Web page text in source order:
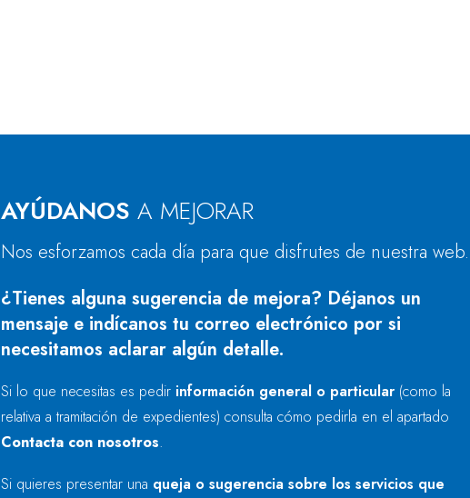
AYÚDANOS A MEJORAR
Nos esforzamos cada día para que disfrutes de nuestra web.
¿Tienes alguna sugerencia de mejora? Déjanos un
mensaje e indícanos tu correo electrónico por si
necesitamos aclarar algún detalle.
Si lo que necesitas es pedir información general o particular (como la
relativa a tramitación de expedientes) consulta cómo pedirla en el apartado
Contacta con nosotros.
Si quieres presentar una queja o sugerencia sobre los servicios que